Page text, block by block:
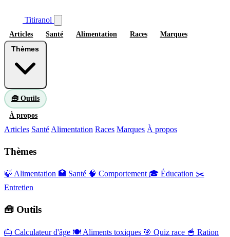
Titiranol
Articles Santé Alimentation Races Marques
🧰 Outils
À propos
Articles Santé Alimentation Races Marques À propos
Thèmes
🍃 Alimentation 🏥 Santé 🧠 Comportement 🎓 Éducation ✂️
Entretien
🧰 Outils
🎂 Calculateur d'âge 🍽️ Aliments toxiques 🎯 Quiz race 🥣 Ration